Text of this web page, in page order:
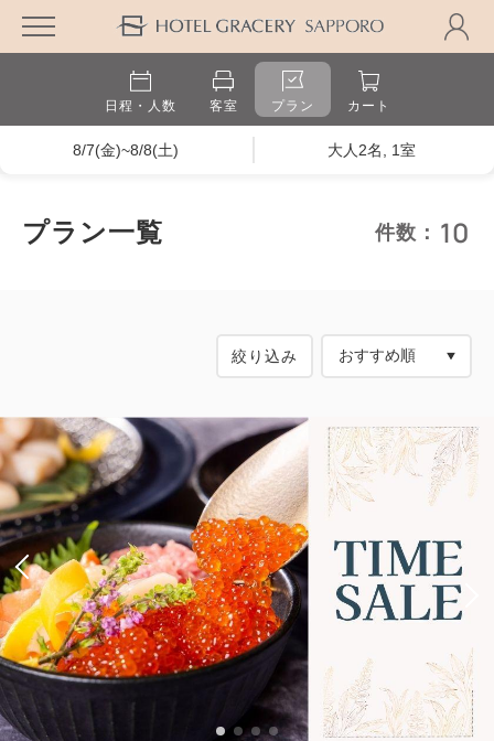
日程・人数 客室 プラン カート
8/7(金)~8/8(土) 大人2名, 1室
プラン一覧 件数： 10
絞り込み